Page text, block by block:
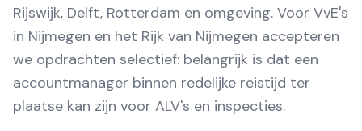
Rijswijk, Delft, Rotterdam en omgeving. Voor VvE's
in Nijmegen en het Rijk van Nijmegen accepteren
we opdrachten selectief: belangrijk is dat een
accountmanager binnen redelijke reistijd ter
plaatse kan zijn voor ALV's en inspecties.